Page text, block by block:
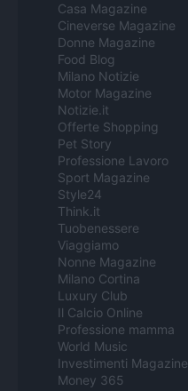
Casa Magazine
Cineverse Magazine
Donne Magazine
Food Blog
Milano Notizie
Motor Magazine
Notizie.it
Offerte Shopping
Pet Story
Professione Lavoro
Sport Magazine
Style24
Think.it
Tuobenessere
Viaggiamo
Nonne Magazine
Milano Cortina
Luxury Club
Il Calcio Online
Professione mamma
World Music
Investimenti Magazine
Money 365